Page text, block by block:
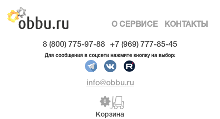
О СЕРВИСЕ КОНТАКТЫ
8 (800) 775-97-88 +7 (969) 777-85-45
Для сообщения в соцсети нажмите кнопку на выбор:
info@obbu.ru
0
Корзина